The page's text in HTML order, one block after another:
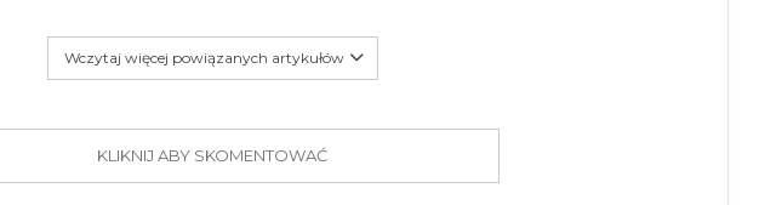
Wczytaj więcej powiązanych artykułów
KLIKNIJ ABY SKOMENTOWAĆ